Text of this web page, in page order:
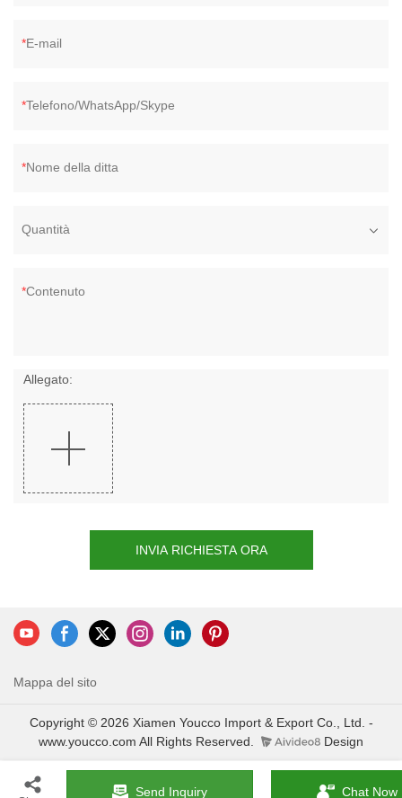
E-mail
Telefono/WhatsApp/Skype
Nome della ditta
Quantità
Contenuto
Allegato:
INVIA RICHIESTA ORA
Mappa del sito
Copyright © 2026 Xiamen Youcco Import & Export Co., Ltd. -
www.youcco.com All Rights Reserved.
Design
Send Inquiry Chat Now